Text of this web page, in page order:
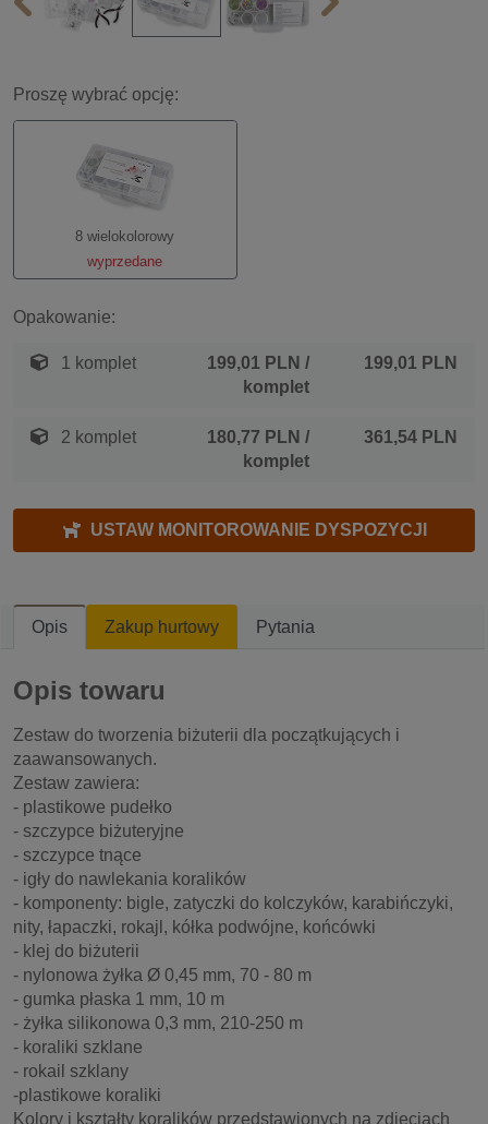
Proszę wybrać opcję:
8 wielokolorowy
wyprzedane
Opakowanie:
1 komplet 199,01 PLN /
komplet
199,01 PLN
2 komplet 180,77 PLN /
komplet
361,54 PLN
USTAW MONITOROWANIE DYSPOZYCJI
Opis Zakup hurtowy Pytania
Opis towaru
Zestaw do tworzenia biżuterii dla początkujących i
zaawansowanych.
Zestaw zawiera:
- plastikowe pudełko
- szczypce biżuteryjne
- szczypce tnące
- igły do nawlekania koralików
- komponenty: bigle, zatyczki do kolczyków, karabińczyki,
nity, łapaczki, rokajl, kółka podwójne, końcówki
- klej do biżuterii
- nylonowa żyłka Ø 0,45 mm, 70 - 80 m
- gumka płaska 1 mm, 10 m
- żyłka silikonowa 0,3 mm, 210-250 m
- koraliki szklane
- rokail szklany
-plastikowe koraliki
Kolory i kształty koralików przedstawionych na zdjęciach